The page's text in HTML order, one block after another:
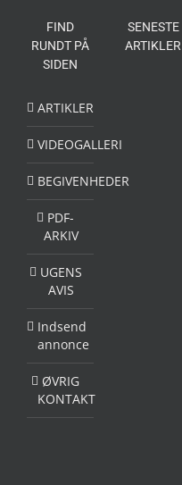
FIND
RUNDT PÅ
SIDEN
ARTIKLER
VIDEOGALLERI
BEGIVENHEDER
PDF-
ARKIV
UGENS
AVIS
Indsend
annonce
ØVRIG
KONTAKT
SENESTE
ARTIKLER